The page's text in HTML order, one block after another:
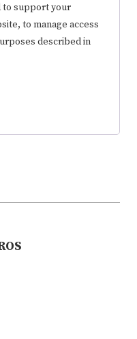
to support your
to manage access
described in